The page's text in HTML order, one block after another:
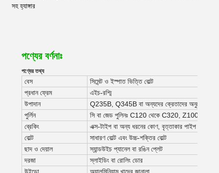
সহ হ্যাঙ্গার
পণ্যের বর্ণনাঃ
পণ্যের তথ্য
বেস
সিমেন্ট ও ইস্পাত ভিত্তি বোল্ট
প্রধান ফ্রেম
এইচ-রশ্মি
উপাদান
Q235B, Q345B বা অন্যদের ক্রেতাদের অনুরোধ
পুর্লিন
সি বা জেড পুলিনঃ C120 থেকে C320, Z100 থেকে
ব্রেকিং
এক্স-টাইপ বা অন্য ধরনের কোণ, বৃত্তাকার পাইপ থেকে
বোল্ট
সাধারণ বোল্ট এবং উচ্চ-শক্তির বোল্ট
ছাদ ও দেয়াল
স্যান্ডউইচ প্যানেল বা রঙিন প্লেট
দরজা
স্লাইডিং বা রোলিং ডোর